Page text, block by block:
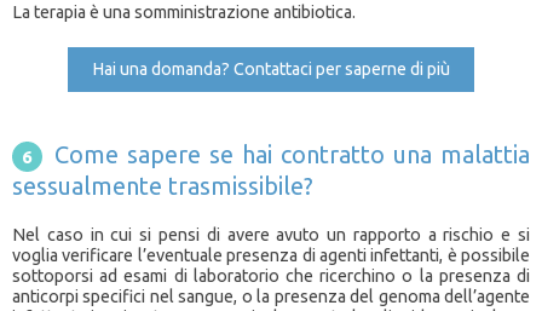
La terapia è una somministrazione antibiotica.
Hai una domanda? Contattaci per saperne di più
Come sapere se hai contratto una malattia
sessualmente trasmissibile?
Nel caso in cui si pensi di avere avuto un rapporto a rischio e si
voglia verificare l’eventuale presenza di agenti infettanti, è possibile
sottoporsi ad esami di laboratorio che ricerchino o la presenza di
anticorpi specifici nel sangue, o la presenza del genoma dell’agente